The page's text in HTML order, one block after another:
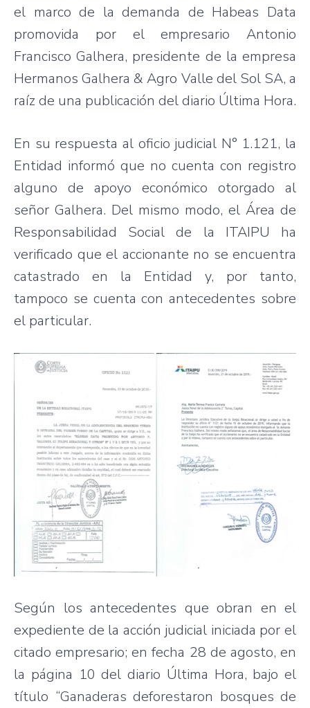
el marco de la demanda de Habeas Data
promovida por el empresario Antonio
Francisco Galhera, presidente de la empresa
Hermanos Galhera & Agro Valle del Sol SA, a
raíz de una publicación del diario Última Hora.
En su respuesta al oficio judicial N° 1.121, la
Entidad informó que no cuenta con registro
alguno de apoyo económico otorgado al
señor Galhera. Del mismo modo, el Área de
Responsabilidad Social de la ITAIPU ha
verificado que el accionante no se encuentra
catastrado en la Entidad y, por tanto,
tampoco se cuenta con antecedentes sobre
el particular.
Según los antecedentes que obran en el
expediente de la acción judicial iniciada por el
citado empresario; en fecha 28 de agosto, en
la página 10 del diario Última Hora, bajo el
título “Ganaderas deforestaron bosques de